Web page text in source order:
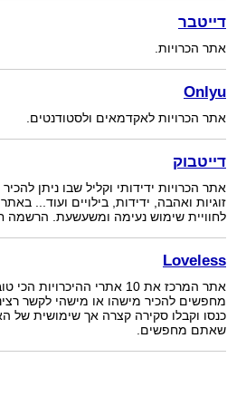
דייטבר
אתר הכרויות.
Onlyu
אתר הכרויות לאקדמאים ולסטודנטים.
דייטבוק
אתר הכרויות ידידותי וקליל שבו ניתן
זוגיות ואהבה, ידידות, בילויים ועוד...
לחוויית שימוש נעימה ומשעשעת. הרשמה
Loveless
אתר המרכז את 10 אתרי
מחפשים להכיר מישהו או מישהי לקשר
כנסו וקבלו סקירה קצרה אך שימושית של
שאתם מחפשים.